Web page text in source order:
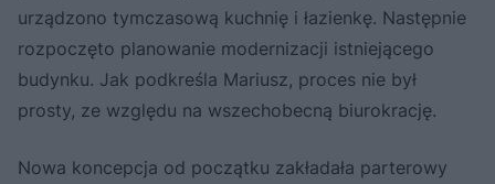
urządzono tymczasową kuchnię i łazienkę. Następnie
rozpoczęto planowanie modernizacji istniejącego
budynku. Jak podkreśla Mariusz, proces nie był
prosty, ze względu na wszechobecną biurokrację.
Nowa koncepcja od początku zakładała parterowy